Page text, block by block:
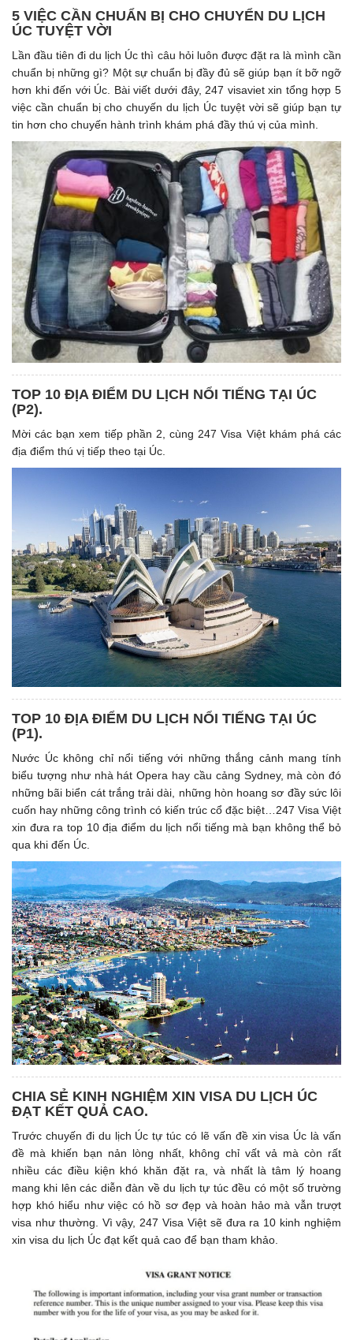
5 VIỆC CẦN CHUẨN BỊ CHO CHUYỂN DU LỊCH
ÚC TUYỆT VỜI
Lần đầu tiên đi du lịch Úc thì câu hỏi luôn được đặt ra là mình cần
chuẩn bị những gì? Một sự chuẩn bị đầy đủ sẽ giúp bạn ít bỡ ngỡ
hơn khi đến với Úc. Bài viết dưới đây, 247 visaviet xin tổng hợp 5
việc cần chuẩn bị cho chuyến du lịch Úc tuyệt vời sẽ giúp bạn tự
tin hơn cho chuyến hành trình khám phá đầy thú vị của mình.
TOP 10 ĐỊA ĐIỂM DU LỊCH NỔI TIẾNG TẠI ÚC
(P2).
Mời các bạn xem tiếp phần 2, cùng 247 Visa Việt khám phá các
địa điểm thú vị tiếp theo tại Úc.
TOP 10 ĐỊA ĐIỂM DU LỊCH NỔI TIẾNG TẠI ÚC
(P1). ​
Nước Úc không chỉ nổi tiếng với những thắng cảnh mang tính
biểu tượng như nhà hát Opera hay cầu cảng Sydney, mà còn đó
những bãi biển cát trắng trải dài, những hòn hoang sơ đầy sức lôi
cuốn hay những công trình có kiến trúc cổ đặc biệt…247 Visa Việt
xin đưa ra top 10 địa điểm du lịch nổi tiếng mà bạn không thể bỏ
qua khi đến Úc.
CHIA SẺ KINH NGHIỆM XIN VISA DU LỊCH ÚC
ĐẠT KẾT QUẢ CAO.
Trước chuyến đi du lịch Úc tự túc có lẽ vấn đề xin visa Úc là vấn
đề mà khiến bạn nản lòng nhất, không chỉ vất vả mà còn rất
nhiều các điều kiện khó khăn đặt ra, và nhất là tâm lý hoang
mang khi lên các diễn đàn về du lịch tự túc đều có một số trường
hợp khó hiểu như việc có hồ sơ đẹp và hoàn hảo mà vẫn trượt
visa như thường. Vì vậy, 247 Visa Việt sẽ đưa ra 10 kinh nghiệm
xin visa du lịch Úc đạt kết quả cao để bạn tham khảo.